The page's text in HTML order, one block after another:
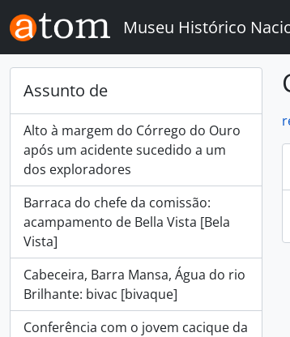
Skip to main content
Museu Histórico
Assunto de
Alto à margem do Córrego do Ouro
após um acidente sucedido a um
dos exploradores
Barraca do chefe da comissão:
acampamento de Bella Vista [Bela
Vista]
Cabeceira, Barra Mansa, Água do rio
Brilhante: bivac [bivaque]
Conferência com o jovem cacique da